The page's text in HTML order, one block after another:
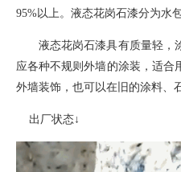
95%以上。液态花岗石漆分为水
液态花岗石漆具有质量轻，
应各种不规则外墙的涂装 ， 适合
外墙装饰，也可以在旧的涂料、
出厂状态↓